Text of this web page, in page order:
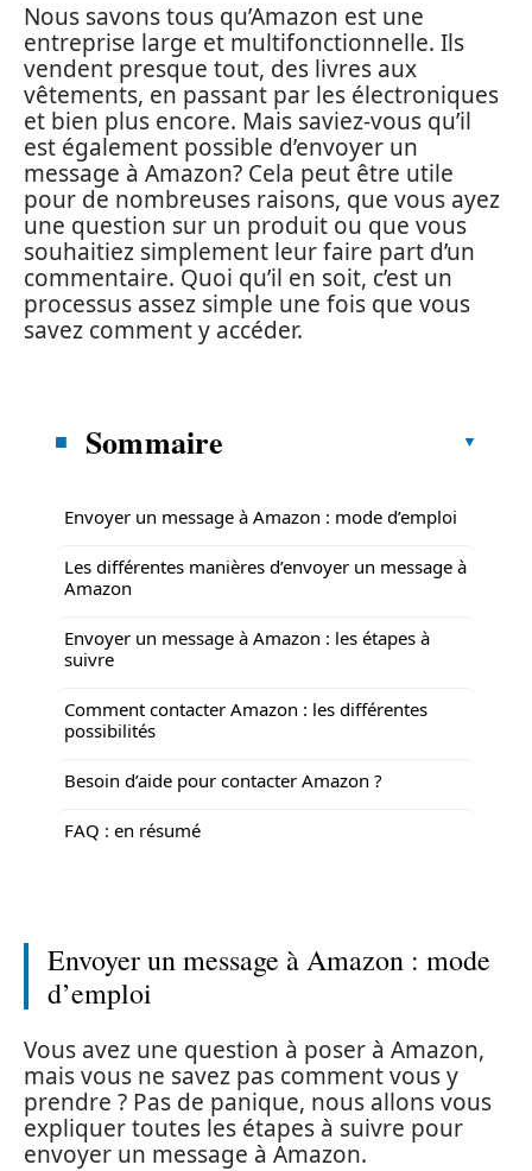
Nous savons tous qu’Amazon est une
entreprise large et multifonctionnelle. Ils
vendent presque tout, des livres aux
vêtements, en passant par les électroniques
et bien plus encore. Mais saviez-vous qu’il
est également possible d’envoyer un
message à Amazon? Cela peut être utile
pour de nombreuses raisons, que vous ayez
une question sur un produit ou que vous
souhaitiez simplement leur faire part d’un
commentaire. Quoi qu’il en soit, c’est un
processus assez simple une fois que vous
savez comment y accéder.
Sommaire
Envoyer un message à Amazon : mode d’emploi
Les différentes manières d’envoyer un message à
Amazon
Envoyer un message à Amazon : les étapes à
suivre
Comment contacter Amazon : les différentes
possibilités
Besoin d’aide pour contacter Amazon ?
FAQ : en résumé
Envoyer un message à Amazon : mode
d’emploi
Vous avez une question à poser à Amazon,
mais vous ne savez pas comment vous y
prendre ? Pas de panique, nous allons vous
expliquer toutes les étapes à suivre pour
envoyer un message à Amazon.